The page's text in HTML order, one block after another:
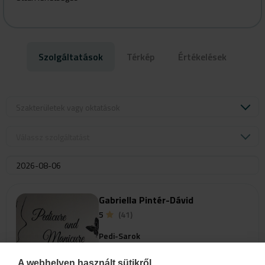
A webhelyen használt sütikről
Szolgáltatások Térkép Értékelések
Gabriella Pintér-Dávid
5
(41)
Pedi-Sarok
Dohány utca 81. Hair Bar Szalon